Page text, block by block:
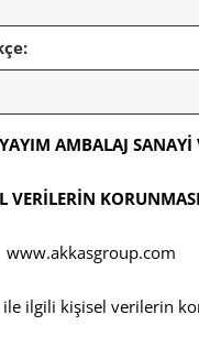
AMBALAJ
VERİLERİN
www.akkasgroup.com
ilgili kişisel verilerin